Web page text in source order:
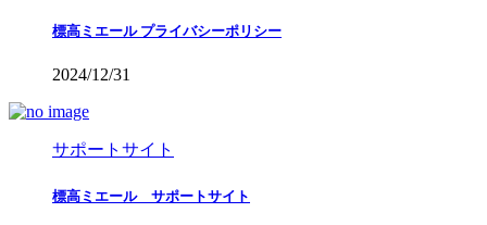
標高ミエール プライバシーポリシー
2024/12/31
サポートサイト
標高ミエール サポートサイト